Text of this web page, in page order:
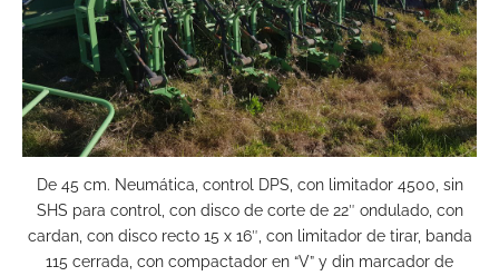
De 45 cm. Neumática, control DPS, con limitador 4500, sin
SHS para control, con disco de corte de 22″ ondulado, con
cardan, con disco recto 15 x 16″, con limitador de tirar, banda
115 cerrada, con compactador en “V” y din marcador de